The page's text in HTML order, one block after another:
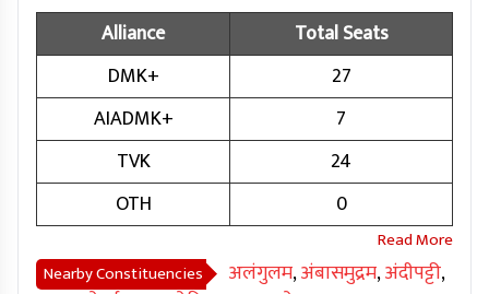
Alliance
Total Seats
DMK+
27
AIADMK+
7
TVK
24
OTH
0
Nearby Constituencies अलंगुलम,अंबासमुद्रम,अंदीपट्टी,